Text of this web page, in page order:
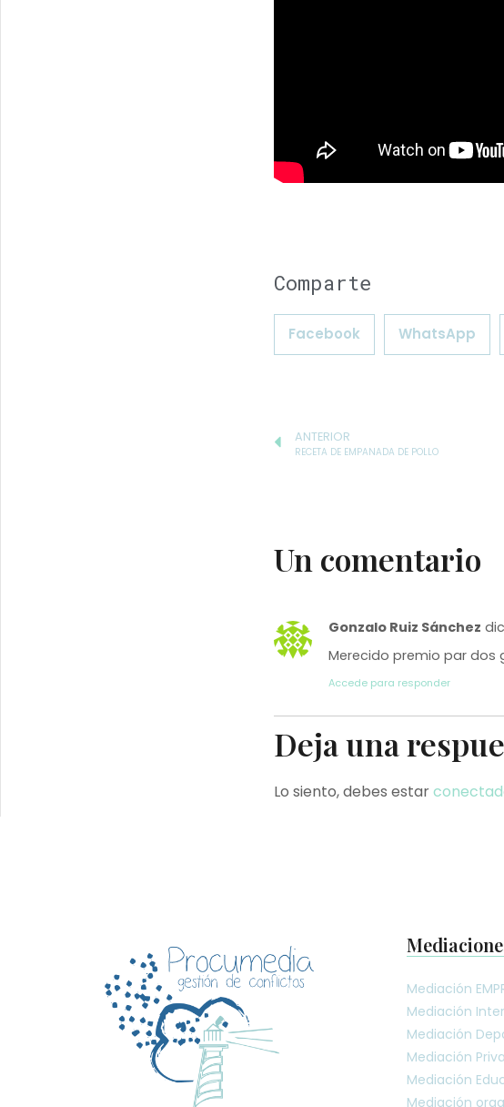
Comparte
Facebook WhatsApp
ANTERIOR
RECETA DE EMPANADA DE POLLO
Un comentario
Gonzalo Ruiz Sánchez
Merecido premio par dos
Accede para responder
Deja una
Lo siento, debes estar
Mediación
Mediación
Mediación
Mediación
Mediación
Mediación